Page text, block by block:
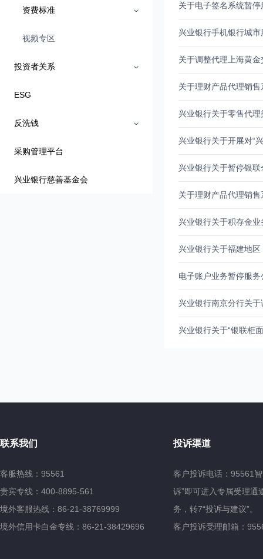
资费标准
视频专区
投资者关系
ESG
反洗钱
采购管理平台
兴业银行慈善基金会
关于电子签名系统暂
兴业银行手机银行城
关于调整代理上海黄
关于理财产品代理销
兴业银行关于零售代
兴业银行关于暂停银
关于理财产品代理销
兴业银行关于积存金
兴业银行关于福建地
电子账户业务暂停服务
兴业银行南京分行关
兴业银行关于“银联柜
联系我们
客服热线：95561
贵宾专线：400-8895-561
境外客服热线：86-21-38769999
境外信用卡白金专线：86-21-38429696
投诉渠道
客户投诉电话：95561
诉”即可进入专属受理通
务，转7“投诉与建议”。
客户投诉受理邮箱：